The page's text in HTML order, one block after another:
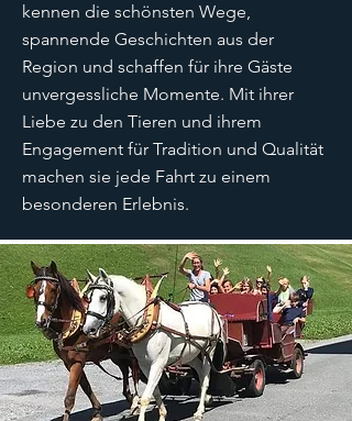
kennen die schönsten Wege,
spannende Geschichten aus der
Region und schaffen für ihre Gäste
unvergessliche Momente. Mit ihrer
Liebe zu den Tieren und ihrem
Engagement für Tradition und Qualität
machen sie jede Fahrt zu einem
besonderen Erlebnis.